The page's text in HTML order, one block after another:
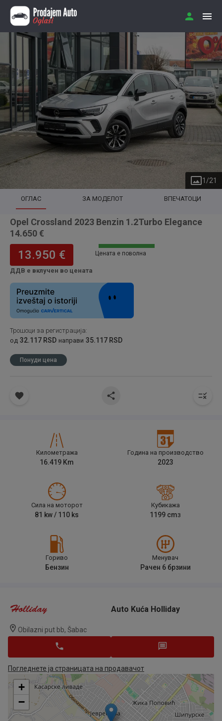
1 /21
ОГЛАС ЗА МОДЕЛОТ ВПЕЧАТОЦИ
Opel Crossland 2023 Benzin 1.2Turbo Elegance
14.650 €
13.950 €
ДДВ е вклучен во цената
Цената е поволна
Трошоци за регистрација:
од 32.117 RSD направи 35.117 RSD
Понуди цена
Километража
16.419 Km
Година на производство
2023
Сила на моторот
81 kw / 110 ks
Кубикажа
1199 cm3
Гориво
Бензин
Менувач
Рачен 6 брзини
Auto Kuća Holliday
Obilazni put bb, Šabac
Погледнете ја страницата на продавачот
+
−